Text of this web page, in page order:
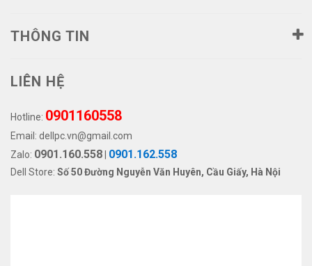
THÔNG TIN
LIÊN HỆ
Hotline: 0901160558
Email: dellpc.vn@gmail.com
Zalo: 0901.160.558 0901.162.558
Dell Store: Số 50 Đường Nguyễn Văn Huyên, Cầu Giấy, Hà Nội